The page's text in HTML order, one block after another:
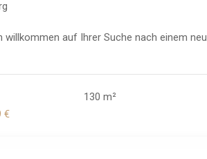
willkommen auf Ihrer Suche nach einem
130 m²
€